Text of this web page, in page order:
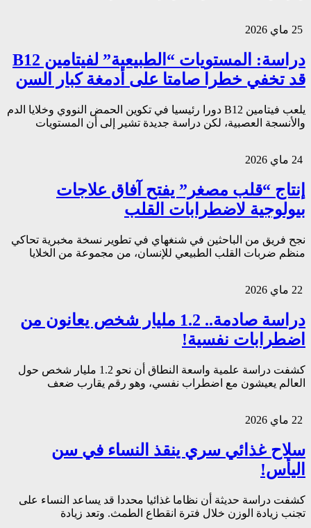
دراسة: المستويات “الطبيعية” لفيتامين B12
قد تخفي خطرا صامتا على أدمغة كبار السن
يلعب فيتامين B12 دورا رئيسيا في تكوين الحمض النووي وخلايا الدم
والأنسجة العصبية، لكن دراسة جديدة تشير إلى أن المستويات
إنتاج “قلب مصغر” يفتح آفاق علاجات
بيولوجية لاضطرابات القلب
نجح فريق من الباحثين في شنغهاي في تطوير نسخة مخبرية تحاكي
منظم ضربات القلب الطبيعي للإنسان، من مجموعة من الخلايا
دراسة صادمة.. 1.2 مليار شخص يعانون من
اضطرابات نفسية!
كشفت دراسة علمية واسعة النطاق أن نحو 1.2 مليار شخص حول
العالم يعيشون مع اضطراب نفسي، وهو رقم يقارب ضعف
سلاح غذائي سري ينقذ النساء في سن
اليأس!
كشفت دراسة حديثة أن نظاما غذائيا محددا قد يساعد النساء على
تجنب زيادة الوزن خلال فترة انقطاع الطمث. وتعد زيادة